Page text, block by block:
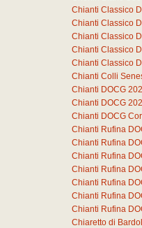
Chianti Classico
Chianti Classico
Chianti Classico
Chianti Classico
Chianti Classico
Chianti Colli
Chianti DOCG
Chianti DOCG
Chianti DOCG
Chianti Rufina
Chianti Rufina
Chianti Rufina
Chianti Rufina
Chianti Rufina
Chianti Rufina
Chianti Rufina
Chiaretto di